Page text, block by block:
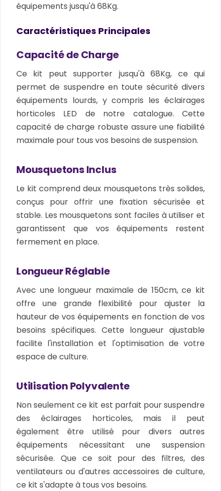
équipements jusqu'à 68Kg.
Caractéristiques Principales
Capacité de Charge
Ce kit peut supporter jusqu'à 68Kg, ce qui
permet de suspendre en toute sécurité divers
équipements lourds, y compris les éclairages
horticoles LED de notre catalogue. Cette
capacité de charge robuste assure une fiabilité
maximale pour tous vos besoins de suspension.
Mousquetons Inclus
Le kit comprend deux mousquetons très solides,
conçus pour offrir une fixation sécurisée et
stable. Les mousquetons sont faciles à utiliser et
garantissent que vos équipements restent
fermement en place.
Longueur Réglable
Avec une longueur maximale de 150cm, ce kit
offre une grande flexibilité pour ajuster la
hauteur de vos équipements en fonction de vos
besoins spécifiques. Cette longueur ajustable
facilite l'installation et l'optimisation de votre
espace de culture.
Utilisation Polyvalente
Non seulement ce kit est parfait pour suspendre
des éclairages horticoles, mais il peut
également être utilisé pour divers autres
équipements nécessitant une suspension
sécurisée. Que ce soit pour des filtres, des
ventilateurs ou d'autres accessoires de culture,
ce kit s'adapte à tous vos besoins.